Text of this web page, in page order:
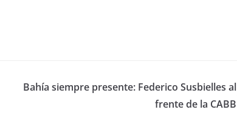
Bahía siempre presente: Federico Susbielles al
frente de la CABB